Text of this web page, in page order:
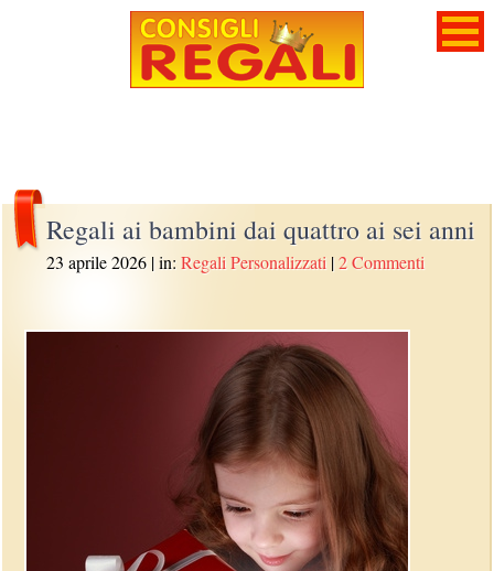
Regali ai bambini dai quattro ai sei anni
23 aprile 2026 | in:Regali Personalizzati |2 Commenti